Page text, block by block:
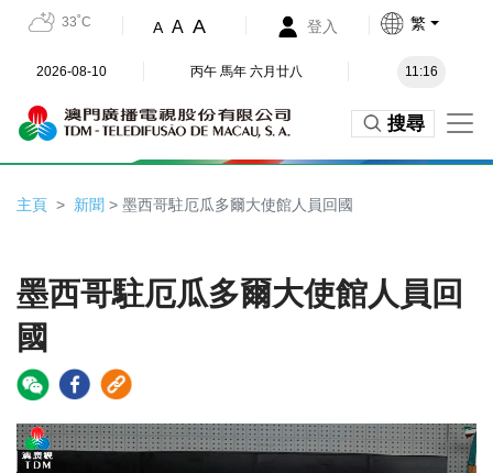
33˚C A A A 登入 繁
2026-08-10 丙午 馬年 六月廿八 11:16
搜尋
主頁 新聞 > 墨西哥駐厄瓜多爾大使館人員回國
墨西哥駐厄瓜多爾大使館人員回
國